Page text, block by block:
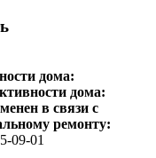
дома:
дома:
в связи с
ремонту:
09-01